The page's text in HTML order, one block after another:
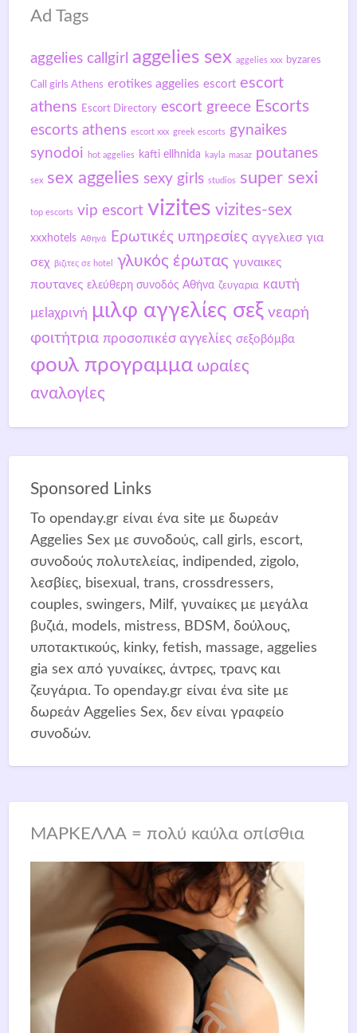
Ad Tags
aggelies callgirl aggelies sex aggelies xxx byzares
Call girls Athens erotikes aggelies escort escort
athens
Escort Directory escort greece Escorts
escorts athens escort xxx greek escorts gynaikes
synodoi
hot aggelies kafti ellhnida kayla masaz poutanes
sex sex aggelies sexy girls studios super sexi
top escorts vip escort vizites vizites-sex
xxxhotels Αθηνά Ερωτικές υπηρεσίες αγγελιεσ για
σεχ βιζιτες σε hotel γλυκός έρωτας γυναικες
πουτανες ελεύθερη συνοδός Αθήνα ζευγαρια καυτή
μεlaχρινή μιλφ αγγελίες σεξ νεαρή
φοιτήτρια προσοπικέσ αγγελίες σεξοβόμβα
φουλ προγραμμα ωραίες
αναλογίες
Sponsored Links
Το openday.gr είναι ένα site με δωρεάν
Aggelies Sex με συνοδούς, call girls, escort,
συνοδούς πολυτελείας, indipended, zigolo,
λεσβίες, bisexual, trans, crossdressers,
couples, swingers, Μilf, γυναίκες με μεγάλα
βυζιά, models, mistress, BDSM, δούλους,
υποτακτικούς, kinky, fetish, massage, aggelies
gia sex από γυναίκες, άντρες, τρανς και
ζευγάρια. Το openday.gr είναι ένα site με
δωρεάν Aggelies Sex, δεν είναι γραφείο
συνοδών.
ΜΑΡΚΕΛΛΑ = πολύ καύλα οπίσθια